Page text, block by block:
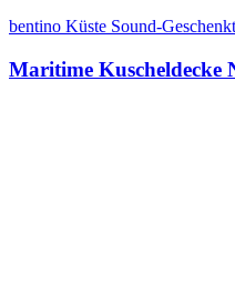
bentino Küste Sound-
Maritime Kuscheldecke